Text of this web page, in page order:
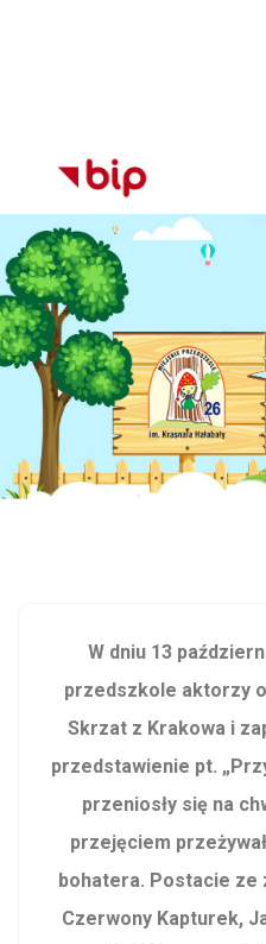
W dniu 13
przedszkole aktorzy
Skrzat z Krakowa i
przedstawienie pt.
przeniosły się na
przejęciem
bohatera. Postacie ze
Czerwony Kapturek,